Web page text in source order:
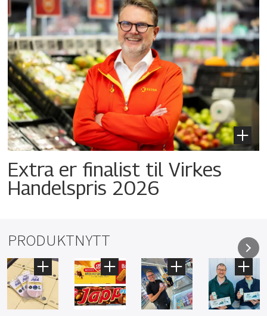
Extra er finalist til Virkes
Handelspris 2026
PRODUKTNYTT